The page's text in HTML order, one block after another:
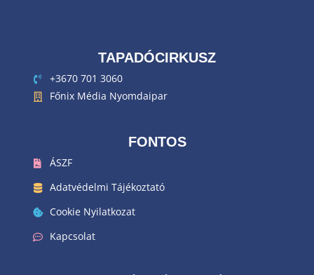
TAPADÓCIRKUSZ
+3670 701 3060
Főnix Média Nyomdaipar
FONTOS
ÁSZF
Adatvédelmi Tájékoztató
Cookie Nyilatkozat
Kapcsolat